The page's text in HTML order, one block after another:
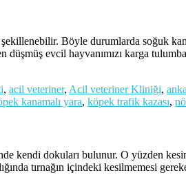
Böyle durumlarda soğuk
evcil hayvanımızı karga
, acil veteriner, Acil veteriner Kliniği,
kanamalı yara, köpek trafik kazası,
bulunur. O yüzden kesimi
tırnağın içindeki kesilmemesi